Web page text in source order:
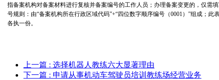
指备案机构对备案材料进行复核并备案编号的工作人员；办理备案变更的，仅需
号规则：由“备案机构所在行政区域代码”+“四位数字顺序编号（0001）”组成；此
各执一份。
上一篇 : 选择机器人教练六大显著理由
下一篇 : 申请从事机动车驾驶员培训教练场经营业务